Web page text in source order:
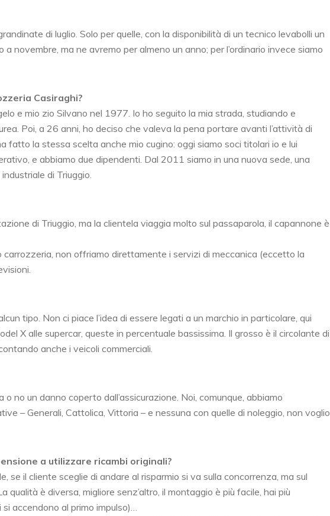
di luglio. Solo per quelle, con la disponibilità di un tecnico levabolli un
novembre, ma ne avremo per almeno un anno; per l’ordinario invece siamo
Casiraghi?
e mio zio Silvano nel 1977. Io ho seguito la mia strada, studiando e
Poi, a 26 anni, ho deciso che valeva la pena portare avanti l’attività di
fatto la stessa scelta anche mio cugino: oggi siamo soci titolari io e lui
e abbiamo due dipendenti. Dal 2011 siamo in una nuova sede, una
di Triuggio.
di Triuggio, ma la clientela viaggia molto sul passaparola, il capannone è
non offriamo direttamente i servizi di meccanica (eccetto la
tipo. Non ci piace l’idea di essere legati a un marchio in particolare, qui
X alle supercar, queste in percentuale bassissima. Il grosso è il circolante di
anche i veicoli commerciali.
no un danno coperto dall’assicurazione. Noi, comunque, abbiamo
– Generali, Cattolica, Vittoria – e nessuna con quelle di noleggio, non voglio
a utilizzare ricambi originali?
se il cliente sceglie di andare al risparmio si va sulla concorrenza, ma sul
è diversa, migliore senz’altro, il montaggio è più facile, hai più
accendono al primo impulso)…